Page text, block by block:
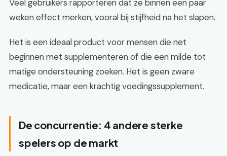
Veel gebruikers rapporteren dat ze binnen een paar
weken effect merken, vooral bij stijfheid na het slapen.
Het is een ideaal product voor mensen die net
beginnen met supplementeren of die een milde tot
matige ondersteuning zoeken. Het is geen zware
medicatie, maar een krachtig voedingssupplement.
De concurrentie: 4 andere sterke
spelers op de markt